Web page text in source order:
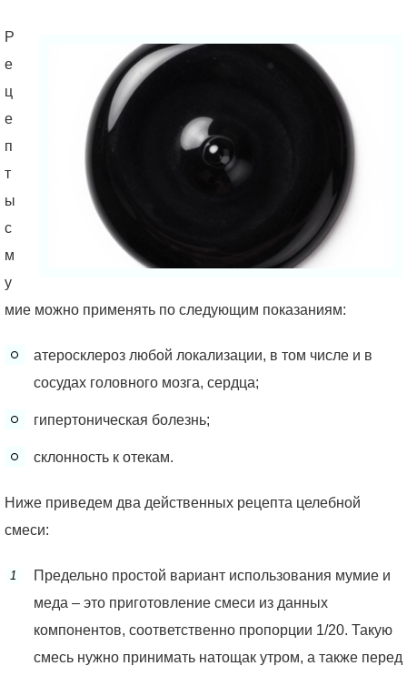
Р
е
ц
е
п
т
ы
с
м
у
мие можно применять по следующим показаниям:
атеросклероз любой локализации, в том числе и в
сосудах головного мозга, сердца;
гипертоническая болезнь;
склонность к отекам.
Ниже приведем два действенных рецепта целебной
смеси:
Предельно простой вариант использования мумие и
меда – это приготовление смеси из данных
компонентов, соответственно пропорции 1/20. Такую
смесь нужно принимать натощак утром, а также перед